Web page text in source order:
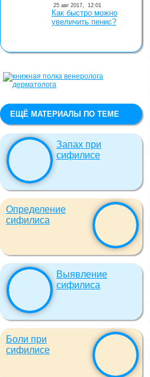
25 авг 2017, 12:01
Как быстро можно
увеличить пенис?
ЕЩЁ МАТЕРИАЛЫ ПО ТЕМЕ
Запах при
сифилисе
Определение
сифилиса
Выявление
сифилиса
Боли при
сифилисе